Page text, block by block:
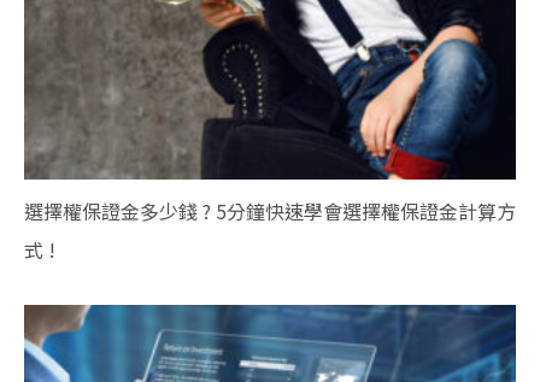
選擇權保證金多少錢 ? 5分鐘快速學會選擇權保證金計算方
式 !